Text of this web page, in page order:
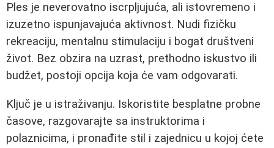
Ples je neverovatno iscrpljujuća, ali istovremeno i
izuzetno ispunjavajuća aktivnost. Nudi fizičku
rekreaciju, mentalnu stimulaciju i bogat društveni
život. Bez obzira na uzrast, prethodno iskustvo ili
budžet, postoji opcija koja će vam odgovarati.
Ključ je u istraživanju. Iskoristite besplatne probne
časove, razgovarajte sa instruktorima i
polaznicima, i pronađite stil i zajednicu u kojoj ćete